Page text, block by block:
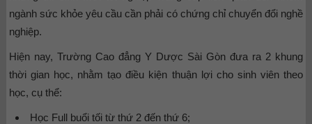
ngành sức khỏe yêu cầu cần phải có chứng chỉ chuyển đổi nghề
nghiệp.
Hiện nay, Trường Cao đẳng Y Dược Sài Gòn đưa ra 2 khung
thời gian học, nhằm tạo điều kiện thuận lợi cho sinh viên theo
học, cụ thể:
Học Full buổi tối từ thứ 2 đến thứ 6;